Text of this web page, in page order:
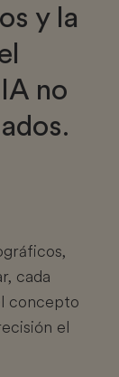
y la
no
cada
concepto
el